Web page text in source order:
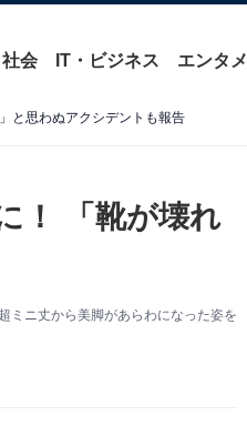
社会 IT・ビジネス エンタメ
と思わぬアクシデントも報告
！ 「靴が壊れ
ミニ丈から美脚があらわになった姿を